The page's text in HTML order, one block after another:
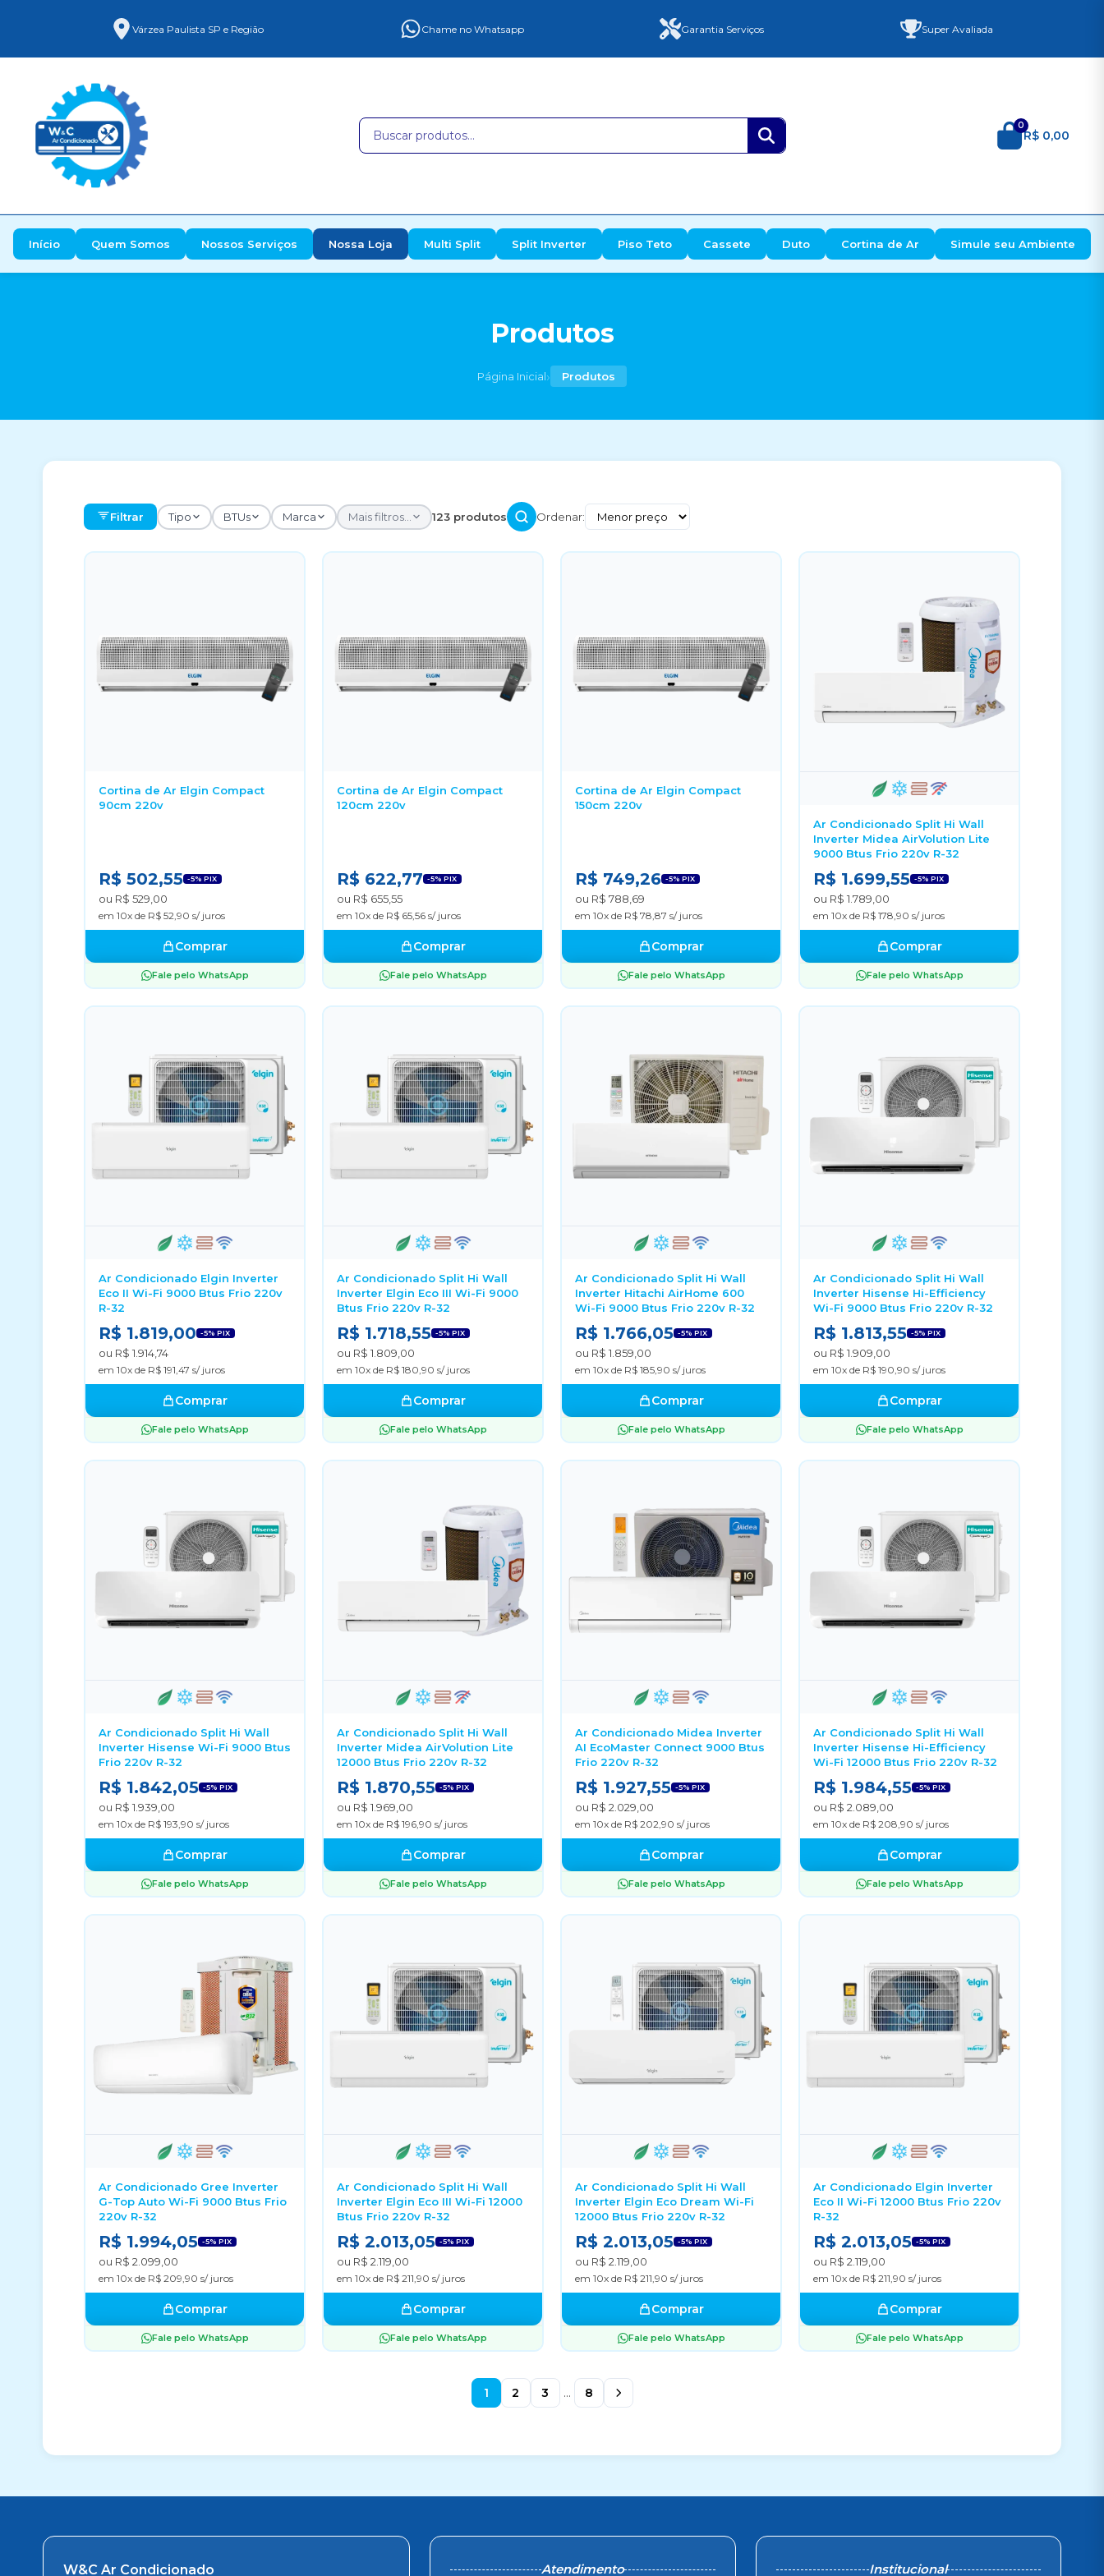
Várzea Paulista SP e Região Chame no Whatsapp Garantia Serviços Super Avaliada
0
R$ 0,00
Início Quem Somos Nossos Serviços Nossa Loja Multi Split Split Inverter Piso Teto Cassete Duto Cortina de Ar Simule seu Ambiente
Produtos
Página Inicial› Produtos
Filtrar Tipo BTUs Marca Mais filtros... 123 produtos Ordenar:
Cortina de Ar Elgin Compact
90cm 220v
R$ 502,55 -5% PIX
ou R$ 529,00
em 10x de R$ 52,90 s/ juros
Comprar
Fale pelo WhatsApp
Cortina de Ar Elgin Compact
120cm 220v
R$ 622,77 -5% PIX
ou R$ 655,55
em 10x de R$ 65,56 s/ juros
Comprar
Fale pelo WhatsApp
Cortina de Ar Elgin Compact
150cm 220v
R$ 749,26 -5% PIX
ou R$ 788,69
em 10x de R$ 78,87 s/ juros
Comprar
Fale pelo WhatsApp
Ar Condicionado Split Hi Wall
Inverter Midea AirVolution Lite
9000 Btus Frio 220v R-32
R$ 1.699,55 -5% PIX
ou R$ 1.789,00
em 10x de R$ 178,90 s/ juros
Comprar
Fale pelo WhatsApp
Ar Condicionado Elgin Inverter
Eco II Wi-Fi 9000 Btus Frio 220v
R-32
R$ 1.819,00 -5% PIX
ou R$ 1.914,74
em 10x de R$ 191,47 s/ juros
Comprar
Fale pelo WhatsApp
Ar Condicionado Split Hi Wall
Inverter Elgin Eco III Wi-Fi 9000
Btus Frio 220v R-32
R$ 1.718,55 -5% PIX
ou R$ 1.809,00
em 10x de R$ 180,90 s/ juros
Comprar
Fale pelo WhatsApp
Ar Condicionado Split Hi Wall
Inverter Hitachi AirHome 600
Wi-Fi 9000 Btus Frio 220v R-32
R$ 1.766,05 -5% PIX
ou R$ 1.859,00
em 10x de R$ 185,90 s/ juros
Comprar
Fale pelo WhatsApp
Ar Condicionado Split Hi Wall
Inverter Hisense Hi-Efficiency
Wi-Fi 9000 Btus Frio 220v R-32
R$ 1.813,55 -5% PIX
ou R$ 1.909,00
em 10x de R$ 190,90 s/ juros
Comprar
Fale pelo WhatsApp
Ar Condicionado Split Hi Wall
Inverter Hisense Wi-Fi 9000 Btus
Frio 220v R-32
R$ 1.842,05 -5% PIX
ou R$ 1.939,00
em 10x de R$ 193,90 s/ juros
Comprar
Fale pelo WhatsApp
Ar Condicionado Split Hi Wall
Inverter Midea AirVolution Lite
12000 Btus Frio 220v R-32
R$ 1.870,55 -5% PIX
ou R$ 1.969,00
em 10x de R$ 196,90 s/ juros
Comprar
Fale pelo WhatsApp
Ar Condicionado Midea Inverter
AI EcoMaster Connect 9000 Btus
Frio 220v R-32
R$ 1.927,55 -5% PIX
ou R$ 2.029,00
em 10x de R$ 202,90 s/ juros
Comprar
Fale pelo WhatsApp
Ar Condicionado Split Hi Wall
Inverter Hisense Hi-Efficiency
Wi-Fi 12000 Btus Frio 220v R-32
R$ 1.984,55 -5% PIX
ou R$ 2.089,00
em 10x de R$ 208,90 s/ juros
Comprar
Fale pelo WhatsApp
Ar Condicionado Gree Inverter
G-Top Auto Wi-Fi 9000 Btus Frio
220v R-32
R$ 1.994,05 -5% PIX
ou R$ 2.099,00
em 10x de R$ 209,90 s/ juros
Comprar
Fale pelo WhatsApp
Ar Condicionado Split Hi Wall
Inverter Elgin Eco III Wi-Fi 12000
Btus Frio 220v R-32
R$ 2.013,05 -5% PIX
ou R$ 2.119,00
em 10x de R$ 211,90 s/ juros
Comprar
Fale pelo WhatsApp
Ar Condicionado Split Hi Wall
Inverter Elgin Eco Dream Wi-Fi
12000 Btus Frio 220v R-32
R$ 2.013,05 -5% PIX
ou R$ 2.119,00
em 10x de R$ 211,90 s/ juros
Comprar
Fale pelo WhatsApp
Ar Condicionado Elgin Inverter
Eco II Wi-Fi 12000 Btus Frio 220v
R-32
R$ 2.013,05 -5% PIX
ou R$ 2.119,00
em 10x de R$ 211,90 s/ juros
Comprar
Fale pelo WhatsApp
1 2 3 ... 8
W&C Ar Condicionado Atendimento Institucional